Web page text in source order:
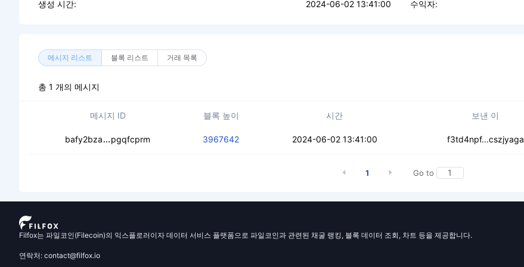
생성 시간: 2024-06-02 13:41:00 수익자:
메시지 리스트 블록 리스트 거래 목록
총 1 개의 메시지
메시지 ID 블록 높이 시간 보낸 이
bafy2bza cealhcrdarskdajgudskpls2zq4y2bgltny55lwrzh5q4z
pgqfcprm 3967642 2024-06-02 13:41:00 f3td4npf...cszjyaga
1 Go to
Filfox는 파일코인(Filecoin)의 익스플로러이자 데이터 서비스 플랫폼으로 파일코인과 관련된 채굴 랭킹, 블록 데이터 조회, 차트 등을 제공합니다.
연락처: contact@filfox.io